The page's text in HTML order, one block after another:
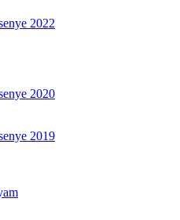
2022
2020
2019